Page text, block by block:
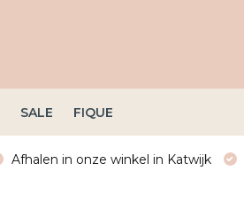
SALE FIQUE
Afhalen in onze winkel in Katwijk